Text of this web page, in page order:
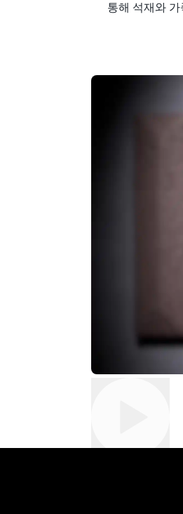
통해 석재와